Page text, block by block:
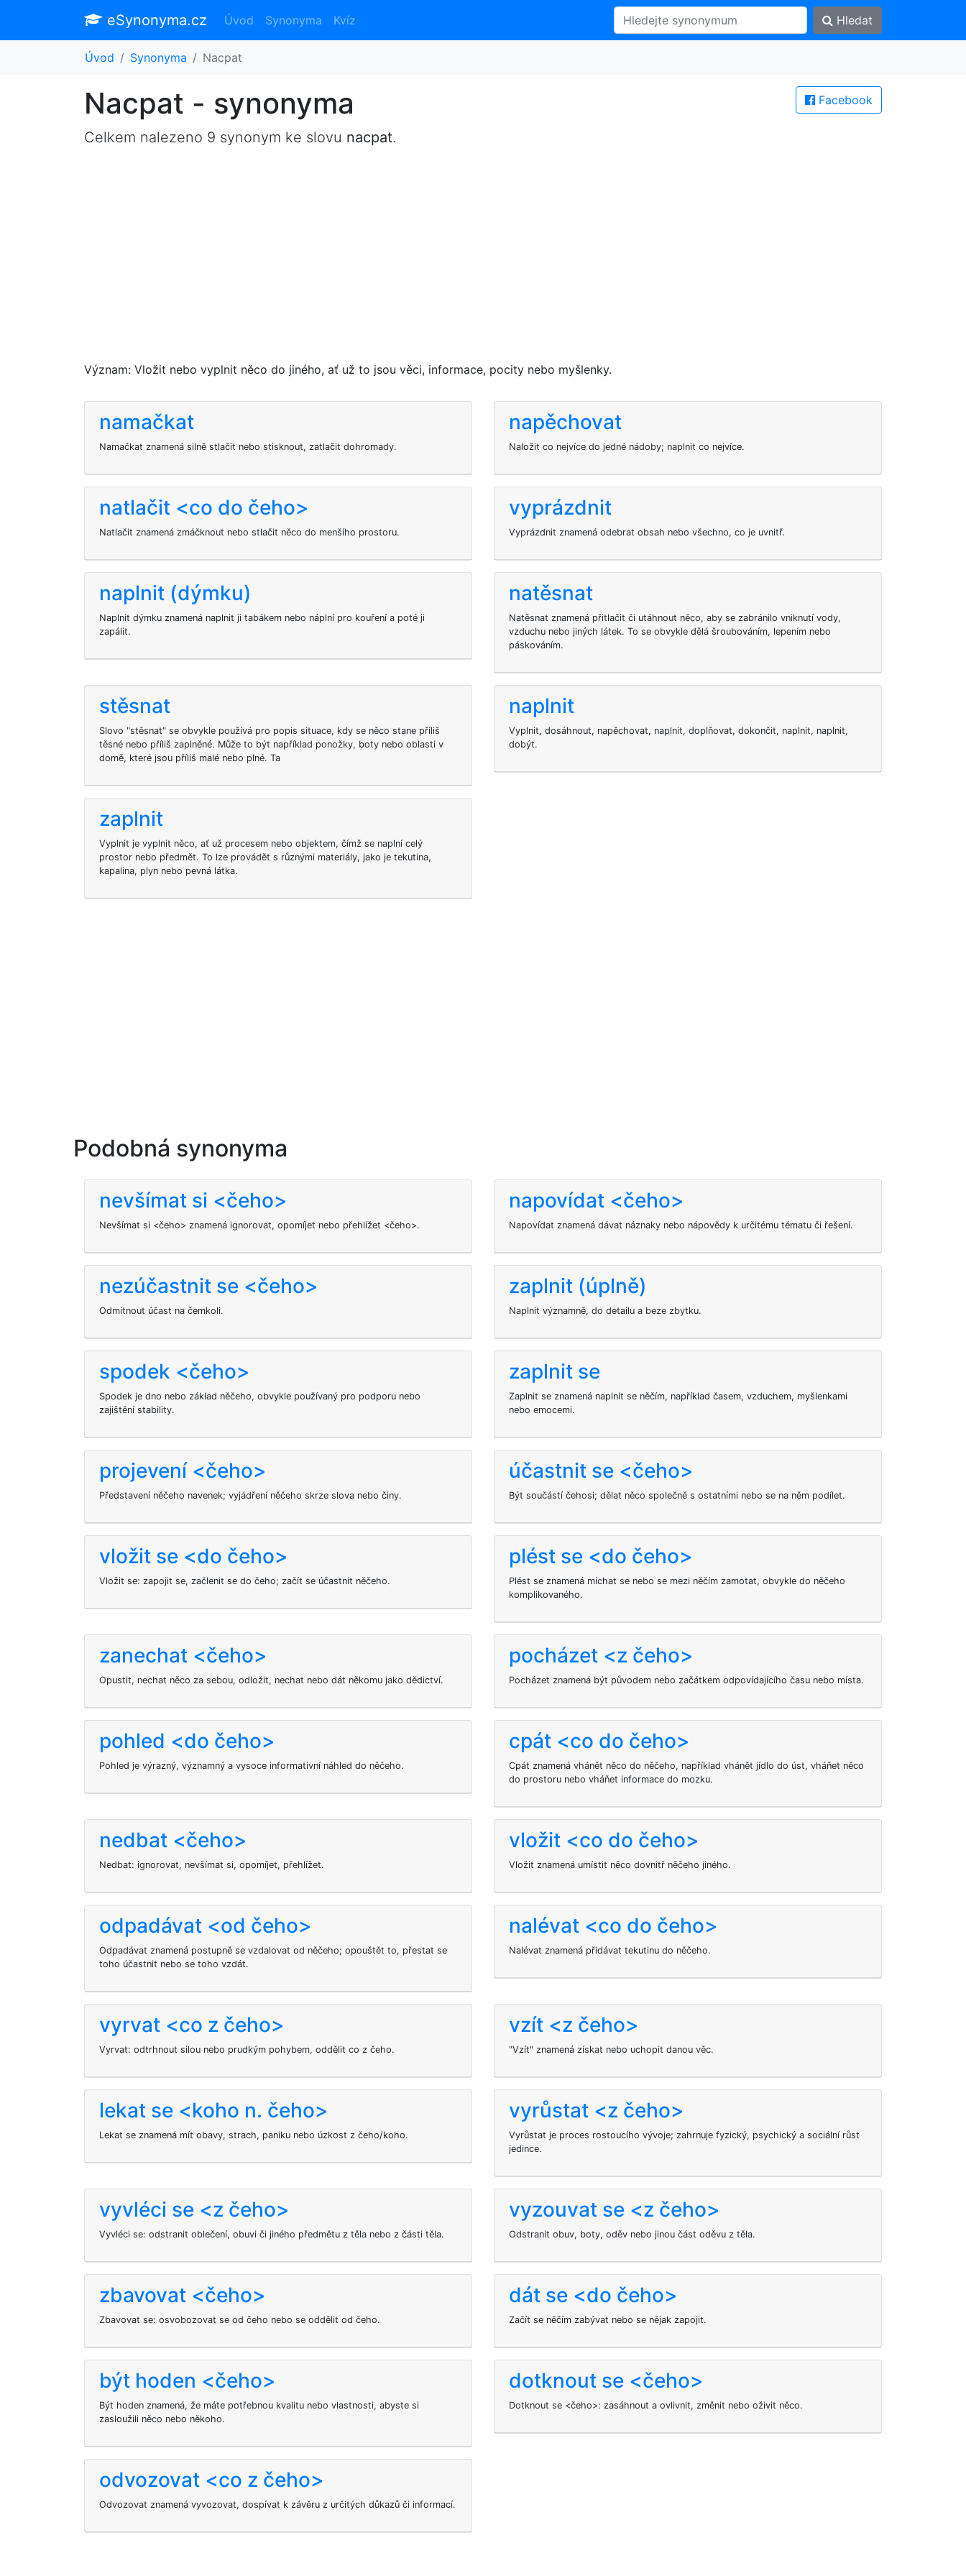
eSynonyma.cz Úvod Synonyma Kvíz Hledat
Úvod Synonyma Nacpat
Facebook
Nacpat - synonyma
Celkem nalezeno 9 synonym ke slovu nacpat.
Význam: Vložit nebo vyplnit něco do jiného, ať už to jsou věci, informace, pocity nebo myšlenky.
namačkat
Namačkat znamená silně stlačit nebo stisknout, zatlačit dohromady.
napěchovat
Naložit co nejvíce do jedné nádoby; naplnit co nejvíce.
natlačit <co do čeho>
Natlačit znamená zmáčknout nebo stlačit něco do menšího prostoru.
vyprázdnit
Vyprázdnit znamená odebrat obsah nebo všechno, co je uvnitř.
naplnit (dýmku)
Naplnit dýmku znamená naplnit ji tabákem nebo náplní pro kouření a poté ji
zapálit.
natěsnat
Natěsnat znamená přitlačit či utáhnout něco, aby se zabránilo vniknutí vody,
vzduchu nebo jiných látek. To se obvykle dělá šroubováním, lepením nebo
páskováním.
stěsnat
Slovo "stěsnat" se obvykle používá pro popis situace, kdy se něco stane příliš
těsné nebo příliš zaplněné. Může to být například ponožky, boty nebo oblasti v
domě, které jsou příliš malé nebo plné. Ta
naplnit
Vyplnit, dosáhnout, napěchovat, naplnit, doplňovat, dokončit, naplnit, naplnit,
dobýt.
zaplnit
Vyplnit je vyplnit něco, ať už procesem nebo objektem, čímž se naplní celý
prostor nebo předmět. To lze provádět s různými materiály, jako je tekutina,
kapalina, plyn nebo pevná látka.
Podobná synonyma
nevšímat si <čeho>
Nevšímat si <čeho> znamená ignorovat, opomíjet nebo přehlížet <čeho>.
napovídat <čeho>
Napovídat znamená dávat náznaky nebo nápovědy k určitému tématu či řešení.
nezúčastnit se <čeho>
Odmítnout účast na čemkoli.
zaplnit (úplně)
Naplnit významně, do detailu a beze zbytku.
spodek <čeho>
Spodek je dno nebo základ něčeho, obvykle používaný pro podporu nebo
zajištění stability.
zaplnit se
Zaplnit se znamená naplnit se něčím, například časem, vzduchem, myšlenkami
nebo emocemi.
projevení <čeho>
Představení něčeho navenek; vyjádření něčeho skrze slova nebo činy.
účastnit se <čeho>
Být součástí čehosi; dělat něco společně s ostatními nebo se na něm podílet.
vložit se <do čeho>
Vložit se: zapojit se, začlenit se do čeho; začít se účastnit něčeho.
plést se <do čeho>
Plést se znamená míchat se nebo se mezi něčím zamotat, obvykle do něčeho
komplikovaného.
zanechat <čeho>
Opustit, nechat něco za sebou, odložit, nechat nebo dát někomu jako dědictví.
pocházet <z čeho>
Pocházet znamená být původem nebo začátkem odpovídajícího času nebo místa.
pohled <do čeho>
Pohled je výrazný, významný a vysoce informativní náhled do něčeho.
cpát <co do čeho>
Cpát znamená vhánět něco do něčeho, například vhánět jídlo do úst, vháňet něco
do prostoru nebo vháňet informace do mozku.
nedbat <čeho>
Nedbat: ignorovat, nevšímat si, opomíjet, přehlížet.
vložit <co do čeho>
Vložit znamená umístit něco dovnitř něčeho jiného.
odpadávat <od čeho>
Odpadávat znamená postupně se vzdalovat od něčeho; opouštět to, přestat se
toho účastnit nebo se toho vzdát.
nalévat <co do čeho>
Nalévat znamená přidávat tekutinu do něčeho.
vyrvat <co z čeho>
Vyrvat: odtrhnout silou nebo prudkým pohybem, oddělit co z čeho.
vzít <z čeho>
"Vzít" znamená získat nebo uchopit danou věc.
lekat se <koho n. čeho>
Lekat se znamená mít obavy, strach, paniku nebo úzkost z čeho/koho.
vyrůstat <z čeho>
Vyrůstat je proces rostoucího vývoje; zahrnuje fyzický, psychický a sociální růst
jedince.
vyvléci se <z čeho>
Vyvléci se: odstranit oblečení, obuvi či jiného předmětu z těla nebo z části těla.
vyzouvat se <z čeho>
Odstranit obuv, boty, oděv nebo jinou část oděvu z těla.
zbavovat <čeho>
Zbavovat se: osvobozovat se od čeho nebo se oddělit od čeho.
dát se <do čeho>
Začít se něčím zabývat nebo se nějak zapojit.
být hoden <čeho>
Být hoden znamená, že máte potřebnou kvalitu nebo vlastnosti, abyste si
zasloužili něco nebo někoho.
dotknout se <čeho>
Dotknout se <čeho>: zasáhnout a ovlivnit, změnit nebo oživit něco.
odvozovat <co z čeho>
Odvozovat znamená vyvozovat, dospívat k závěru z určitých důkazů či informací.